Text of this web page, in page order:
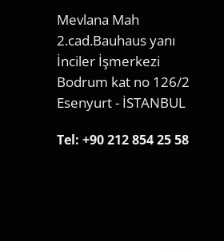
Mevlana Mah
2.cad.Bauhaus yanı
İnciler İşmerkezi
Bodrum kat no 126/2
Esenyurt - İSTANBUL
Tel: +90 212 854 25 58